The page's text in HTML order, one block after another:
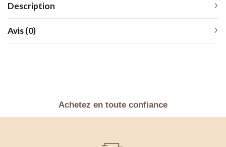
Description
Avis (0)
Achetez en toute confiance